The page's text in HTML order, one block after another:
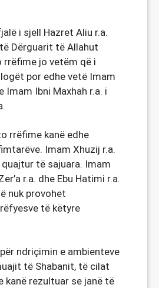
i sjell Hazret Aliu r.a.
Dërguarit të Allahut
rrëfime jo vetëm që i
por edhe vetë Imam
Imam Ibni Maxhah r.a. i
rrëfime kanë edhe
Imam Xhuzij r.a.
të sajuara. Imam
r.a. dhe Ebu Hatimi r.a.
nuk provohet
të këtyre
ndriçimin e ambienteve
të Shabanit, të cilat
kanë rezultuar se janë të